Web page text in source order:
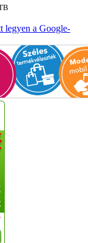
legyen a Google-